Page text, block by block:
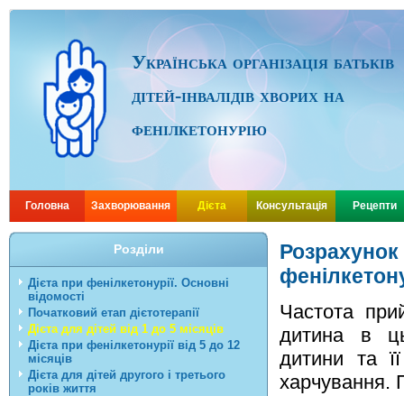
Українська організація батьків
дітей-інвалідів хворих на
фенілкетонурію
Головна Захворювання Дієта Консультація Рецепти
Розділи
Дієта при фенілкетонурії. Основні
відомості
Початковий етап дієтотерапії
Дієта для дітей від 1 до 5 місяців
Дієта при фенілкетонурії від 5 до 12
місяців
Дієта для дітей другого і третього
років життя
Розрахунок
Частота
дитина в
дитини та
харчування.